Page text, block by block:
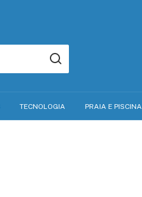
TECNOLOGIA PRAIA E PISCINA